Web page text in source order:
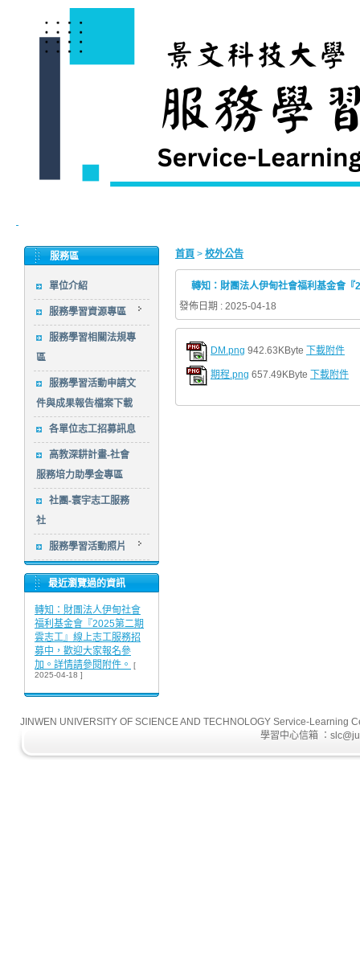
服務區
單位介紹
服務學習資源專區
服務學習相關法規專
區
服務學習活動申請文
件與成果報告檔案下載
各單位志工招募訊息
高教深耕計畫-社會
服務培力助學金專區
社團-寰宇志工服務
社
服務學習活動照片
最近瀏覽過的資訊
轉知：財團法人伊甸社會
福利基金會『2025第二期
雲志工』線上志工服務招
募中，歡迎大家報名參
加。詳情請參閱附件。
[
2025-04-18 ]
首頁 > 校外公告
轉知：財團法人伊甸社會福利基金會
發佈日期 : 2025-04-18
DM.png 942.63KByte 下載附件
期程.png 657.49KByte 下載附件
JINWEN UNIVERSITY OF SCIENCE AND TECHNOLOGY Service-
學習中心信箱 ：